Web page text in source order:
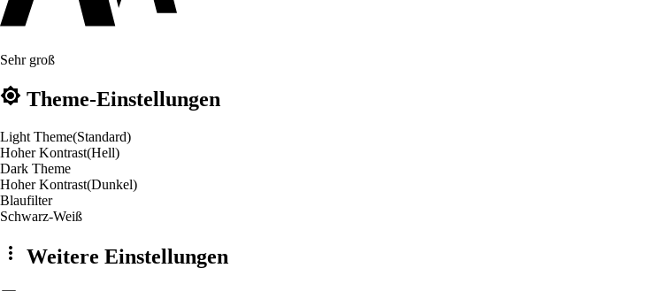
Sehr groß
Theme-Einstellungen
Light Theme(Standard)
Hoher Kontrast(Hell)
Dark Theme
Hoher Kontrast(Dunkel)
Blaufilter
Schwarz-Weiß
Weitere Einstellungen